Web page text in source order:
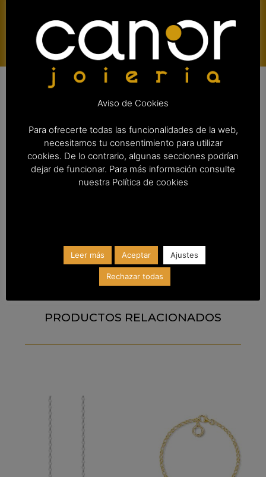
Detalles
Categoría
Pulsera
PRODUCTOS RELACIONADOS
Aviso de Cookies
Para ofrecerte todas las funcionalidades de la web,
necesitamos tu consentimiento para utilizar
cookies. De lo contrario, algunas secciones podrían
dejar de funcionar. Para más información consulte
nuestra Política de cookies
Leer más Aceptar Ajustes
Rechazar todas